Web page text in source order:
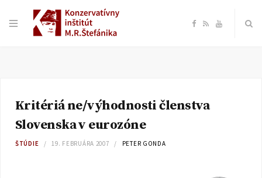
F
e
R Y
Kritériá ne/výhodnosti členstva
Slovenska v eurozóne
ŠTÚDIE 19. FEBRUÁRA 2007 PETER GONDA